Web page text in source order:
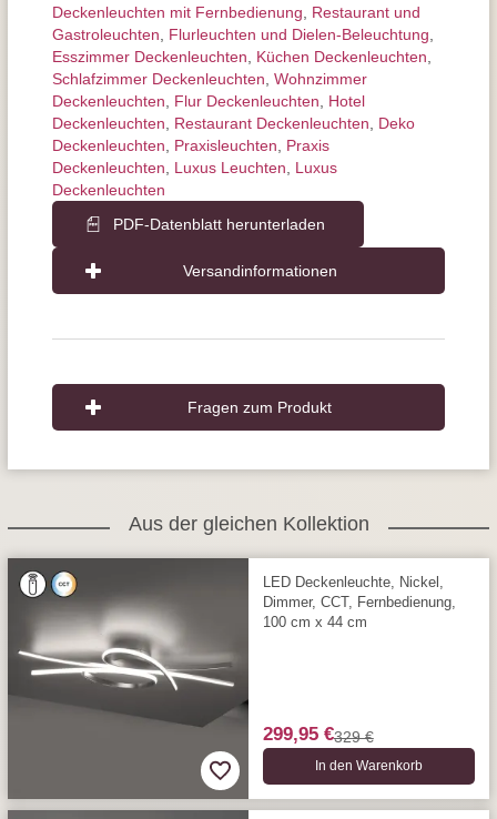
Deckenleuchten mit Fernbedienung
Restaurant und
Gastroleuchten
Flurleuchten und Dielen-Beleuchtung
Esszimmer Deckenleuchten
Küchen Deckenleuchten
Schlafzimmer Deckenleuchten Wohnzimmer
Deckenleuchten
Flur Deckenleuchten
Hotel
Deckenleuchten
Restaurant Deckenleuchten
Deko
Deckenleuchten
Praxisleuchten
Praxis
Deckenleuchten
Luxus Leuchten
Luxus
Deckenleuchten
PDF-Datenblatt herunterladen
Versandinformationen
Fragen zum Produkt
Aus der gleichen Kollektion
LED Deckenleuchte, Nickel,
Dimmer, CCT, Fernbedienung,
100 cm x 44 cm
299,95 €329 €
In den Warenkorb